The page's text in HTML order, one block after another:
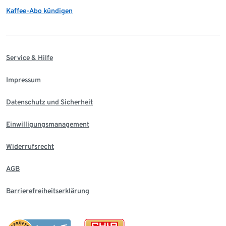
Kaffee-Abo kündigen
Service & Hilfe
Impressum
Datenschutz und Sicherheit
Einwilligungsmanagement
Widerrufsrecht
AGB
Barrierefreiheitserklärung